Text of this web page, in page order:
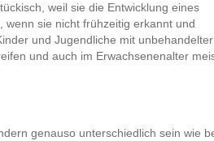
weil sie die Entwicklung eines
sie nicht frühzeitig erkannt und
und Jugendliche mit unbehandelter
und auch im Erwachsenenalter
genauso unterschiedlich sein wie